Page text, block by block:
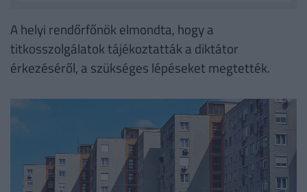
A helyi rendőrfőnök elmondta, hogy a
titkosszolgálatok tájékoztatták a diktátor
érkezéséről, a szükséges lépéseket megtették.